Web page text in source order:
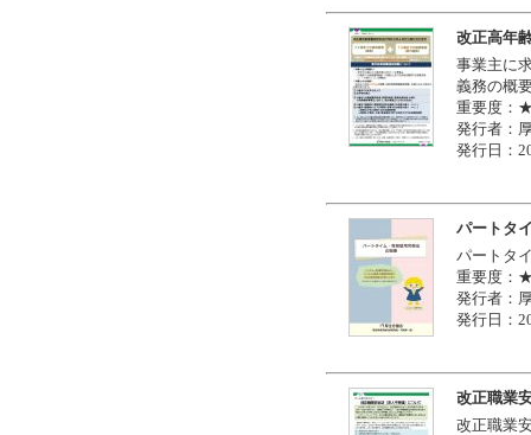
改正高年
事業主に
義務の概
重要度
発行者：
発行日：
パートタ
パートタ
重要度
発行者：
発行日：
改正職業
改正職業